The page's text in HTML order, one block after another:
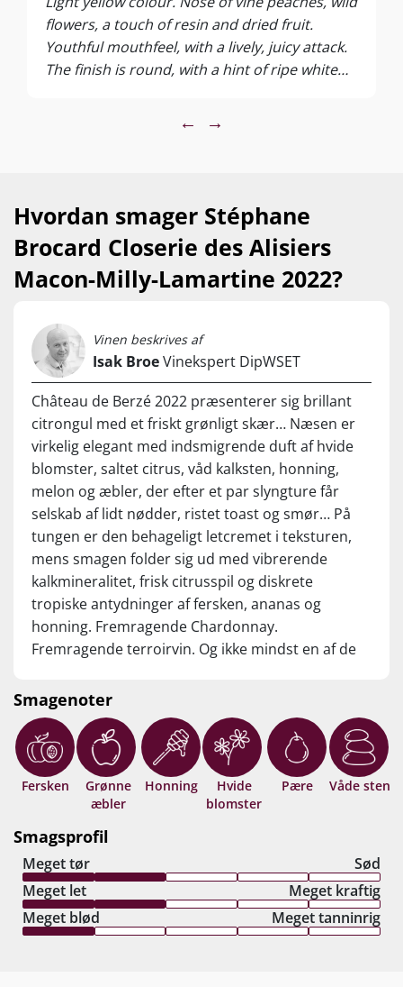
flowers, a touch of resin and dried fruit.
Youthful mouthfeel, with a lively, juicy attack.
The finish is round, with a hint of ripe white
← →
Hvordan smager Stéphane
Brocard Closerie des Alisiers
Macon-Milly-Lamartine 2022?
Vinen beskrives af
Isak BroeVinekspert DipWSET
Château de Berzé 2022 præsenterer sig brillant
citrongul med et friskt grønligt skær… Næsen er
virkelig elegant med indsmigrende duft af hvide
blomster, saltet citrus, våd kalksten, honning,
melon og æbler, der efter et par slyngture får
selskab af lidt nødder, ristet toast og smør… På
tungen er den behageligt letcremet i teksturen,
mens smagen folder sig ud med vibrerende
kalkmineralitet, frisk citrusspil og diskrete
tropiske antydninger af fersken, ananas og
honning. Fremragende Chardonnay.
Fremragende terroirvin. Og ikke mindst en af de
glasset! Drik nu, eller gem 6-8 år fra høståret.
Smagenoter
Fersken
Grønne
æbler
Honning
Hvide
blomster
Pære Våde sten
Smagsprofil
Meget tør
Sød
Meget let
Meget kraftig
Meget blød
Meget tanninrig